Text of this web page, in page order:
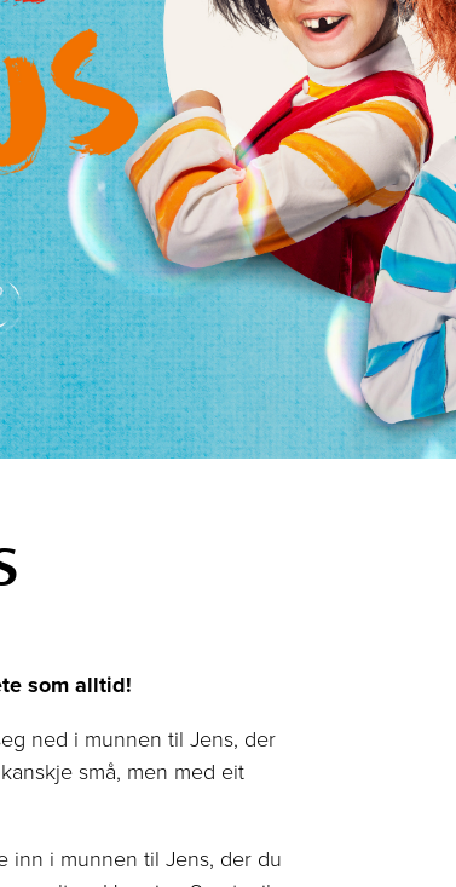
som alltid!
ned i munnen til Jens, der
små, men med eit
inn i munnen til Jens, der du